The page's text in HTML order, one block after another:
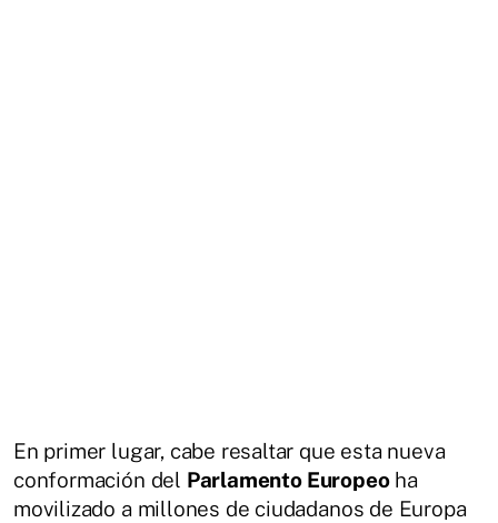
En primer lugar, cabe resaltar que esta nueva
conformación del Parlamento Europeoha
movilizado a millones de ciudadanos de Europa